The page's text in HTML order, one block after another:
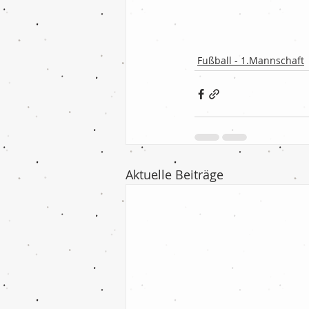
Fußball - 1.Mannschaft
Aktuelle Beiträge